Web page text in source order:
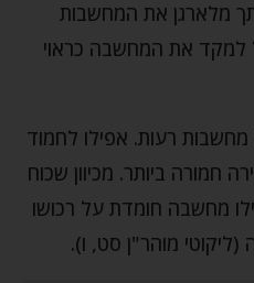
מלארגן את המחשבות
את המחשבה כראוי
רעות. אפילו לחמוד
חמורה ביותר. מכיוון שכוח
מחשבה חומדת על רכושו
מוהר"ן סט, ו).